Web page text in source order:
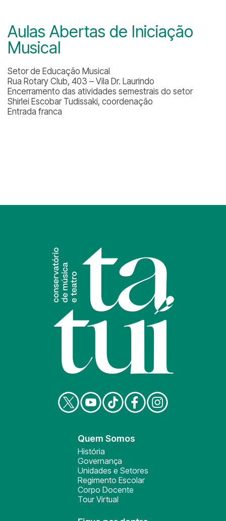
Aulas Abertas de Iniciação
Musical
Setor de Educação Musical
Rua Rotary Club, 403 – Vila Dr. Laurindo
Encerramento das atividades semestrais do setor
Shirlei Escobar Tudissaki, coordenação
Entrada franca
Quem Somos
História
Governança
Unidades e Setores
Regimento Escolar
Corpo Docente
Tour Virtual